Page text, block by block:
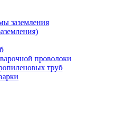
заземления
проволоки
труб